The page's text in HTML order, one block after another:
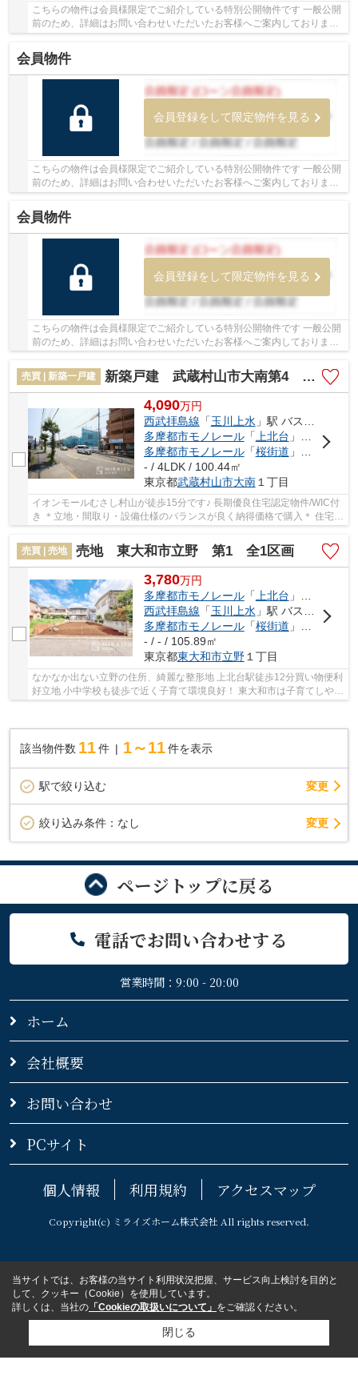
こちらの物件は会員様限定でご紹介している特別公開物件です 一般公開
前のため、詳細はお問い合わせいただいたお客様へご案内しております
少しでもご興味をお持ちの方は、お早めにお...
会員物件
会員登録をして限定物件を見る
こちらの物件は会員様限定でご紹介している特別公開物件です 一般公開
前のため、詳細はお問い合わせいただいたお客様へご案内しております
少しでもご興味をお持ちの方は、お早めにお...
会員物件
会員登録をして限定物件を見る
こちらの物件は会員様限定でご紹介している特別公開物件です 一般公開
前のため、詳細はお問い合わせいただいたお客様へご案内しております
売買 | 新築一戸建
新築戸建 武蔵村山市大南第4 全3棟
4,090万円
西武拝島線 「玉川上水」駅 バス10分 「東経大入口」 停歩2分
多摩都市モノレール「上北台 」駅 徒歩28分
多摩都市モノレール「桜街道 」駅 徒歩29分
- / 4LDK / 100.44㎡
東京都武蔵村山市大南１丁目
イオンモールむさし村山が徒歩15分です♪ 長期優良住宅認定物件/WIC付
き ＊立地・間取り・設備仕様のバランスが良く納得価格で購入＊ 住宅性
売買 | 売地
売地 東大和市立野 第1 全1区画
3,780万円
多摩都市モノレール「 上北台 」駅 徒歩12分
西武拝島線 「玉川上水 」駅 バス10分 「都立東大和高校南」 停歩4分
多摩都市モノレール「桜街道 」駅 徒歩16分
- / - / 105.89㎡
東京都東大和市立野１丁目
なかなか出ない立野の住所、綺麗な整形地 上北台駅徒歩12分買い物便利
好立地 小中学校も徒歩で近く子育て環境良好！ 東大和市は子育てしやす
該当物件数 11件 1～11 件を表示
駅で絞り込む 変更
絞り込み条件： なし 変更
ページトップに戻る
電話でお問い合わせする
営業時間：9:00 - 20:00
ホーム
会社概要
お問い合わせ
PCサイト
個人情報 利用規約 アクセスマップ
Copyright(c) ミライズホーム株式会社 All rights reserved.
当サイトでは、お客様の当サイト利用状況把握、サービス向上検討を目的と
して、クッキー（Cookie）を使用しています。
詳しくは、当社の 「Cookieの取扱いについて」 をご確認ください。
閉じる